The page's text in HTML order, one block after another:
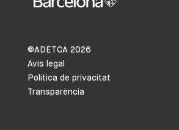
©ADETCA 2026
Avís legal
Política de privacitat
Transparència